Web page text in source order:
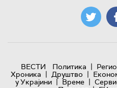
ВЕСТИ Политика |
Хроника | Друштво |
у Украјини | Време |